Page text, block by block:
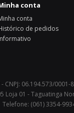
conta
conta
de pedidos
CNPJ: 06.194.573/
Loja 01 - Taguatinga
Telefone: (061) 3354-